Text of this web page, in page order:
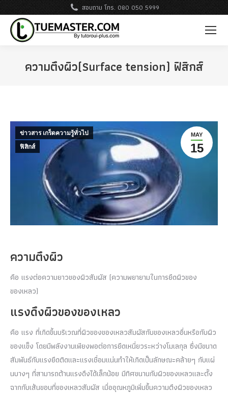
สอบถาม โทร. 080 050 5999
ความตึงผิว(Surface tension) ฟิสิกส์
MAY
15
ข่าวสาร เกร็ดความรู้ทั่วไป
ฟิสิกส์
ความตึงผิว
คือ แรงต่อความยาวของผิวสัมผัส (ความพยายามในการยึดผิวของ
ของเหลว)
แรงดึงผิวของของเหลว
คือ แรง ที่เกิดขึ้นบริเวณที่ผิวของของเหลวสัมผัสกับของเหลวอื่นหรือกับผิว
ของแข็ง โดยมีพลังงานเพียงพอต่อการยึดเหนี่ยวระหว่างโมเลกุล ซึ่งมีขนาด
สัมพันธ์กับแรงยึดติดและแรงเชื่อมแน่นทำให้เกิดเป็นลักษณะคล้ายๆ กับแผ่
นบางๆ ที่สามารถต้านแรงดึงได้เล็กน้อย มีทิศขนานกับผิวของเหลวและตั้ง
ฉากกับเส้นขอบที่ของเหลวสัมผัส เมื่ออุณหภูมิเพิ่มขึ้นความตึงผิวของเหลว